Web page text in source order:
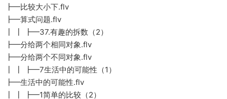
┣━比较大小下.flv
┣━算式问题.flv
┃ ┃ ┣━37.有趣的拆数（2）
┣━分给两个相同对象.flv
┣━分给两个不同对象.flv
┃ ┃ ┣━7生活中的可能性（1）
┣━生活中的可能性.flv
┃ ┃ ┣━1简单的比较（2）